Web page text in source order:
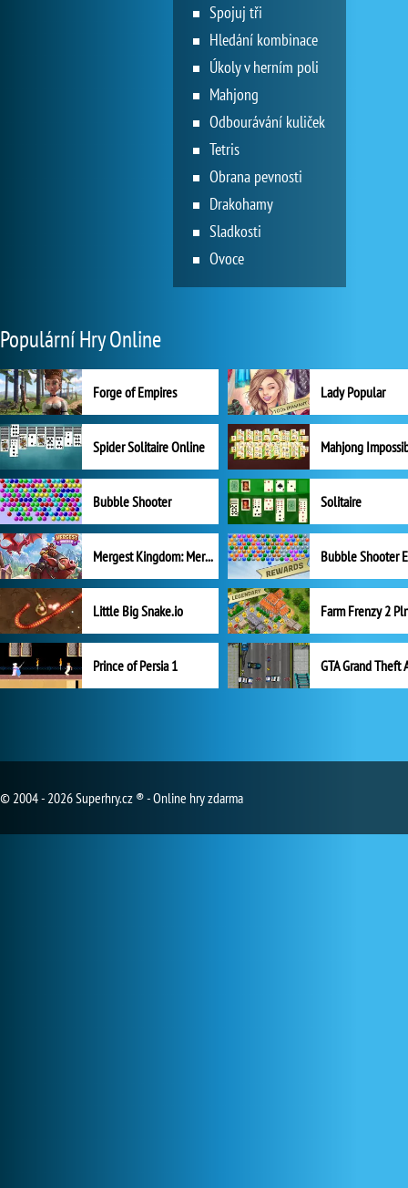
Spojuj tři
Hledání kombinace
Úkoly v herním poli
Mahjong
Odbourávání kuliček
Tetris
Obrana pevnosti
Drakohamy
Sladkosti
Ovoce
Populární Hry Online
Forge of Empires Lady Popular
Spider Solitaire Online Mahjong
Bubble Shooter Solitaire
Mergest Kingdom: Merge Puzzle
Little Big Snake.io
Prince of Persia 1 GTA Grand Theft
© 2004 - 2026 Superhry.cz ® - Online hry zdarma